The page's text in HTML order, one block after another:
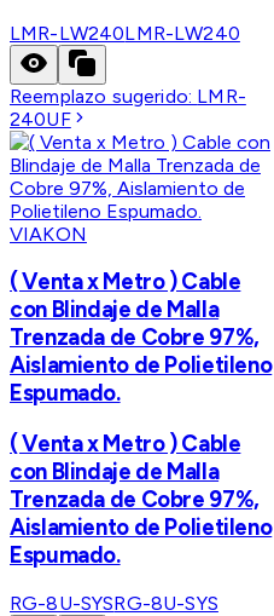
LMR-LW240LMR-LW240
Reemplazo sugerido: LMR-
240UF
VIAKON
( Venta x Metro ) Cable
con Blindaje de Malla
Trenzada de Cobre 97%,
Aislamiento de Polietileno
Espumado.
( Venta x Metro ) Cable
con Blindaje de Malla
Trenzada de Cobre 97%,
Aislamiento de Polietileno
Espumado.
RG-8U-SYSRG-8U-SYS